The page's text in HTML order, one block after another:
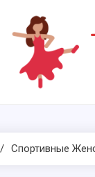
Спортивные